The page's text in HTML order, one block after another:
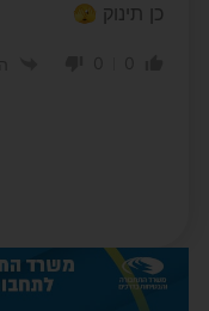
כן תינוק 🫣